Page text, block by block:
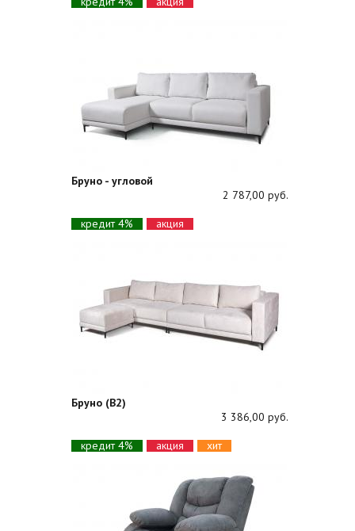
Бруно - угловой
2 787,00 руб.
кредит 4%
акция
Бруно (В2)
3 386,00 руб.
кредит 4%
акция хит